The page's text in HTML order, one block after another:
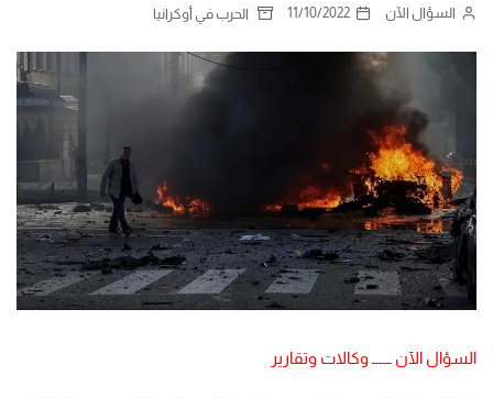
السؤال الآن 11/10/2022 الحرب في أوكرانيا
السؤال الآن ــــــ وكالات وتقارير